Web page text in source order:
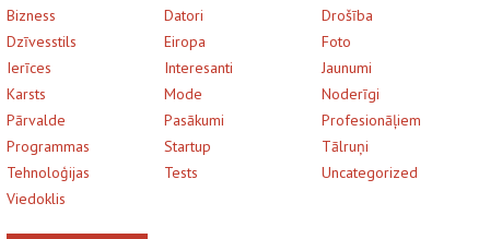
Bizness
Datori
Drošība
Dzīvesstils
Eiropa
Foto
Ierīces
Interesanti
Jaunumi
Karsts
Mode
Noderīgi
Pārvalde
Pasākumi
Profesionāļiem
Programmas
Startup
Tālruņi
Tehnoloģijas
Tests
Uncategorized
Viedoklis